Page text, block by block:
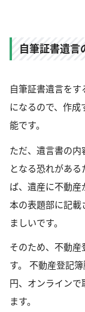
自筆証書遺言
自筆証書遺言を
になるので、作
能です。
ただ、遺言書の
となる恐れがあ
ば、遺産に不動
本の表題部に記載
ましいです。
そのため、不動
す。 不動産登記
円、オンライン
ます。